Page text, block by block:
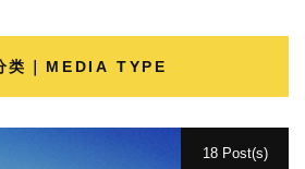
类｜MEDIA TYPE
18 Post(s)